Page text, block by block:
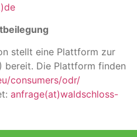
stellt eine Plattform zur
bereit. Die Plattform finden
consumers/odr/
anfrage(at)waldschloss-